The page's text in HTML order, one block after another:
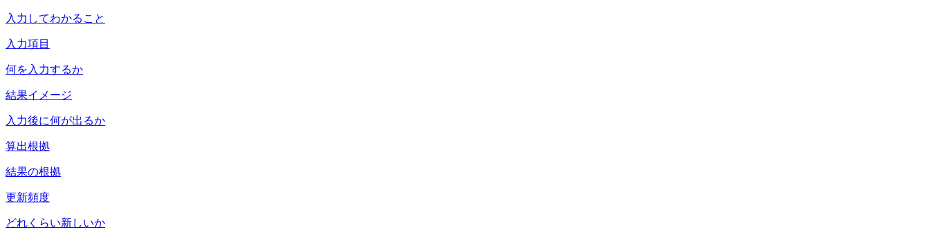
入力してわかること
入力項目
何を入力するか
結果イメージ
入力後に何が出るか
算出根拠
結果の根拠
更新頻度
どれくらい新しいか